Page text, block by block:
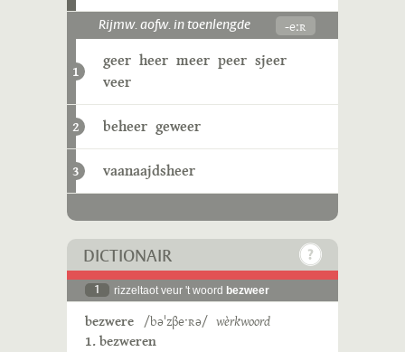
Rijmw. aofw. in toenlengde -eːʀ
1
geer heer meer peer sjeer
veer
2 beheer geweer
3 vaanaajdsheer
DICTIONAIR
1 rizzeltaot veur 't woord bezweer
bezwere /bəˈzβeˑʀə/ wèrkwoord
1. bezweren